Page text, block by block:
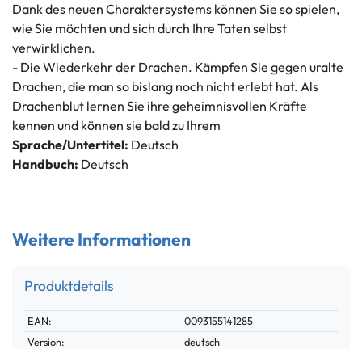
Dank des neuen Charaktersystems können Sie so spielen,
wie Sie möchten und sich durch Ihre Taten selbst
verwirklichen.
- Die Wiederkehr der Drachen. Kämpfen Sie gegen uralte
Drachen, die man so bislang noch nicht erlebt hat. Als
Drachenblut lernen Sie ihre geheimnisvollen Kräfte
kennen und können sie bald zu Ihrem
Sprache/Untertitel: Deutsch
Handbuch: Deutsch
Weitere Informationen
Produktdetails
Technisches
Merkmal
Wert
EAN:
0093155141285
Version:
deutsch